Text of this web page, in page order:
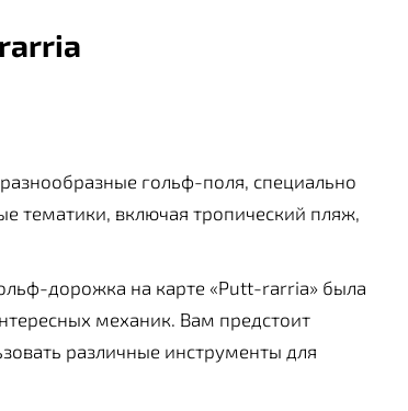
гольф-поля, специально
тематики, включая тропический пляж,
дорожка на карте «Putt-rarria» была
механик. Вам предстоит
различные инструменты для